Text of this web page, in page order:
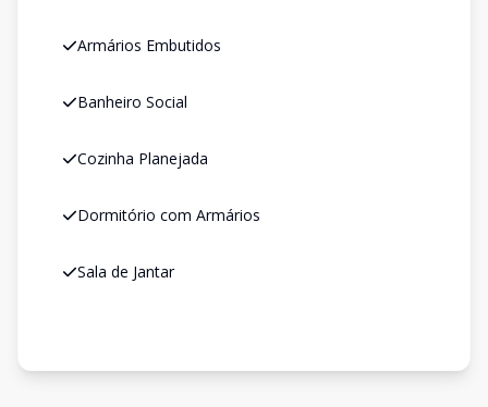
Armários Embutidos
Banheiro Social
Cozinha Planejada
Dormitório com Armários
Sala de Jantar